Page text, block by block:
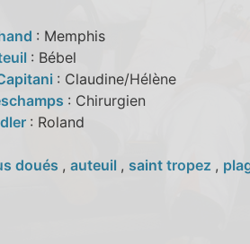
: Memphis
: Bébel
: Claudine/Hélène
: Chirurgien
: Roland
doués , auteuil , saint tropez ,